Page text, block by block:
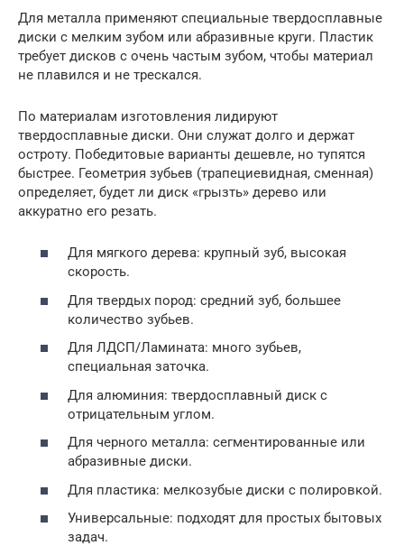
Для металла применяют специальные твердосплавные
диски с мелким зубом или абразивные круги. Пластик
требует дисков с очень частым зубом, чтобы материал
не плавился и не трескался.
По материалам изготовления лидируют
твердосплавные диски. Они служат долго и держат
остроту. Победитовые варианты дешевле, но тупятся
быстрее. Геометрия зубьев (трапециевидная, сменная)
определяет, будет ли диск «грызть» дерево или
аккуратно его резать.
Для мягкого дерева: крупный зуб, высокая
скорость.
Для твердых пород: средний зуб, большее
количество зубьев.
Для ЛДСП/Ламината: много зубьев,
специальная заточка.
Для алюминия: твердосплавный диск с
отрицательным углом.
Для черного металла: сегментированные или
абразивные диски.
Для пластика: мелкозубые диски с полировкой.
Универсальные: подходят для простых бытовых
задач.